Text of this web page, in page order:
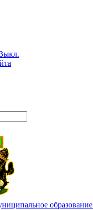
образование